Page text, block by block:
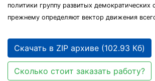
политики группу развитых демократических
прежнему определяют вектор движения
Скачать в ZIP архиве (102.93 Кб)
Сколько стоит заказать работу?